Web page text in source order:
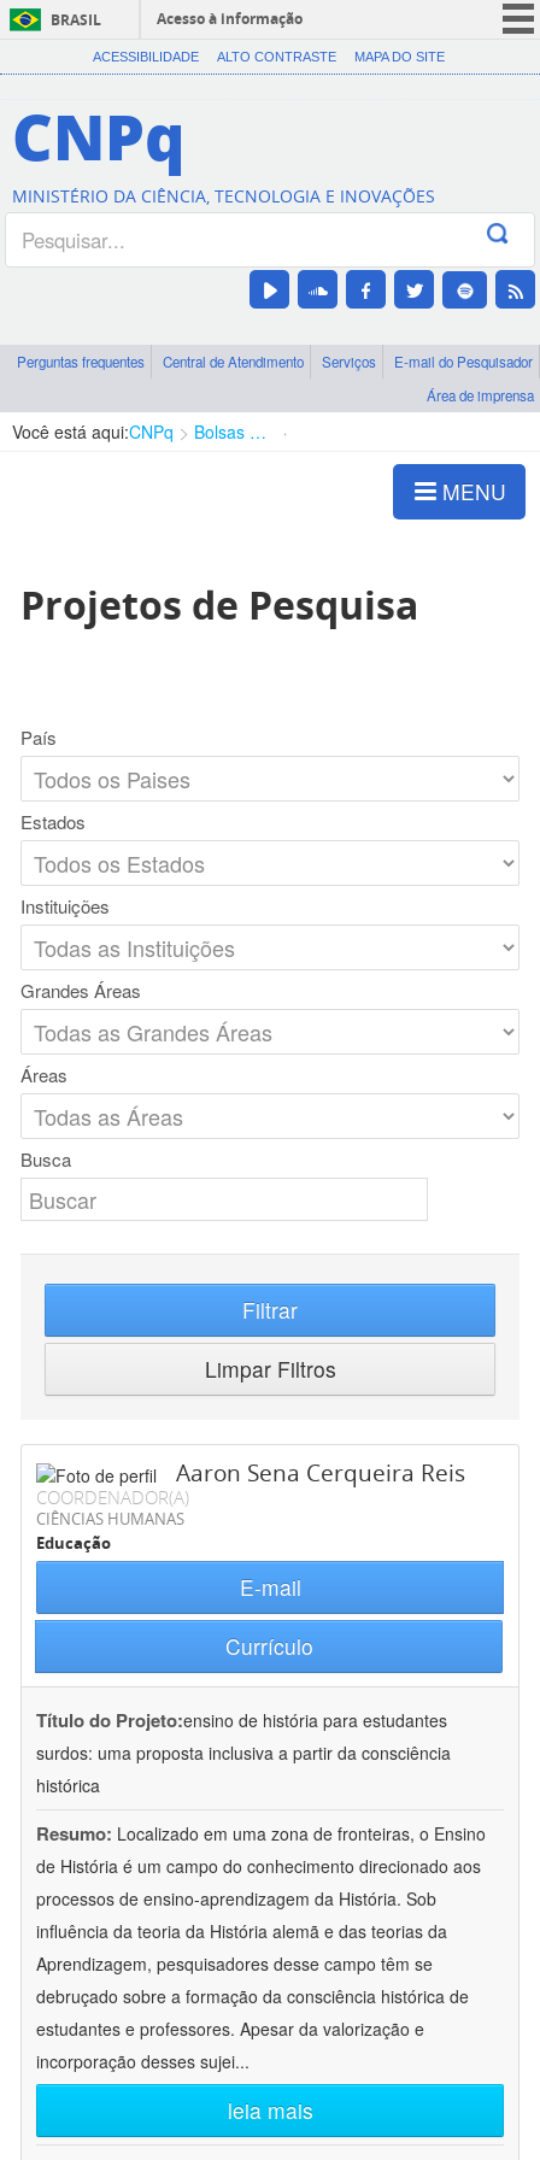
BRASIL
Acesso à informação
CORONAVÍRUS (COVID-19)
Canais
ACESSIBILIDADE ALTO CONTRASTE MAPA DO SITE
CNPq
MINISTÉRIO DA CIÊNCIA, TECNOLOGIA E INOVAÇÕES
Perguntas frequentes Central de Atendimento Serviços
E-mail do Pesquisador
Área de imprensa
Você está aqui:CNPq Bolsas e Auxílios Vigentes
MENU
Projetos de Pesquisa
País
Estados
Instituições
Grandes Áreas
Áreas
Busca
Filtrar
Limpar Filtros
Aaron Sena Cerqueira Reis
COORDENADOR(A)
CIÊNCIAS HUMANAS
Educação
E-mail
Currículo
Título do Projeto:ensino de história para estudantes
surdos: uma proposta inclusiva a partir da consciência
histórica
Resumo: Localizado em uma zona de fronteiras, o Ensino
de História é um campo do conhecimento direcionado aos
processos de ensino-aprendizagem da História. Sob
influência da teoria da História alemã e das teorias da
Aprendizagem, pesquisadores desse campo têm se
debruçado sobre a formação da consciência histórica de
estudantes e professores. Apesar da valorização e
incorporação desses sujei...
leia mais